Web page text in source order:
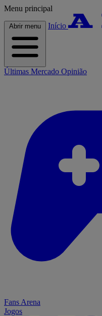
Menu principal
Abrir menu Início
Últimas Mercado Opinião
Fans Arena
Jogos